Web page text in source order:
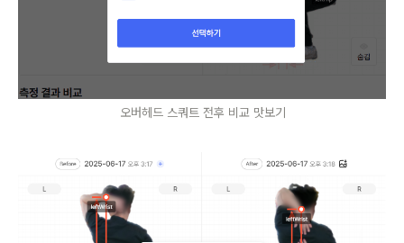
오버헤드 스쿼트 전후 비교 맛보기